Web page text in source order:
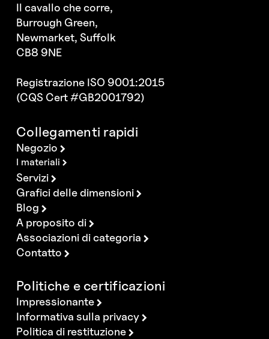
Il cavallo che corre,
Burrough Green,
Newmarket, Suffolk
CB8 9NE
Registrazione ISO 9001:2015
(CQS Cert #GB2001792)
Collegamenti rapidi
Negozio
I materiali
Servizi
Grafici delle dimensioni
Blog
A proposito di
Associazioni di categoria
Contatto
Politiche e certificazioni
Impressionante
Informativa sulla privacy
Politica di restituzione